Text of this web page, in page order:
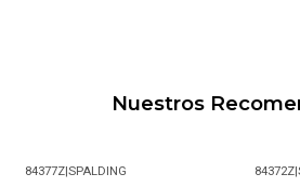
Nuestros
84377Z| SPALDING 84372Z |